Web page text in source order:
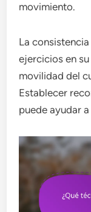
movimiento.
La
ejercicios en
movilidad del
Establecer
puede ayudar